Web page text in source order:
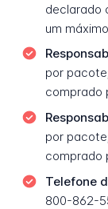
declarado
um
por
comprado
por
comprado
Telefone
800-862-